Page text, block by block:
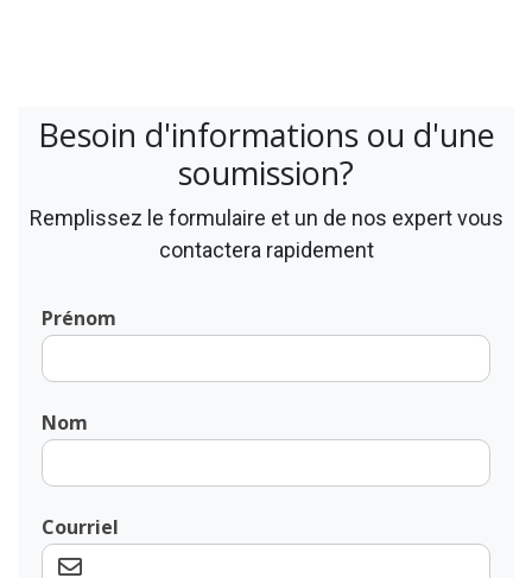
Besoin d'informations ou d'une
soumission?
Remplissez le formulaire et un de nos expert vous
contactera rapidement
Prénom
Nom
Courriel